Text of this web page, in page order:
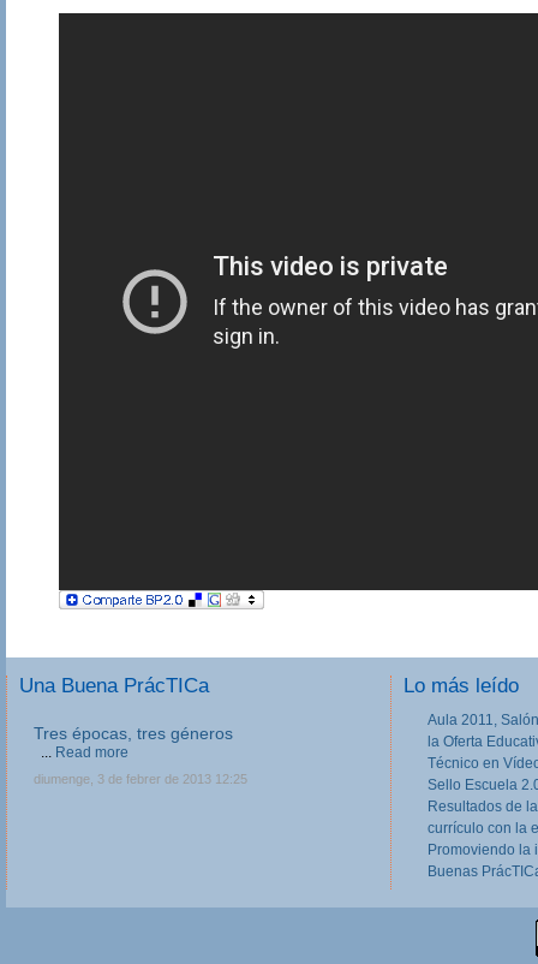
Una Buena PrácTICa
Tres épocas, tres géneros
... Read more
diumenge, 3 de febrer de 2013 12:25
Lo más leído
Aula 2011,
la Oferta
Técnico en
Sello Escuela
Resultados de
currículo con la
Promoviendo la
Buenas